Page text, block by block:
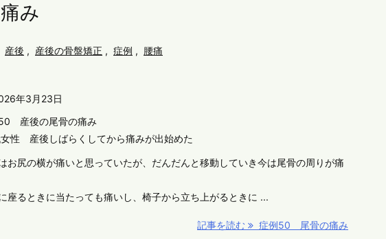
み
産後 , 産後の骨盤矯正 , 症例 , 腰痛
年3月23日
産後の尾骨の痛み
性 産後しばらくしてから痛みが出始めた
お尻の横が痛いと思っていたが、だんだんと移動していき今は尾骨の周りが痛
座るときに当たっても痛いし、椅子から立ち上がるときに ...
記事を読む 症例50 尾骨の痛み